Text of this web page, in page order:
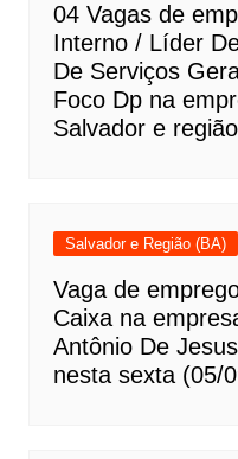
04 Vagas de
Interno / Líder
De Serviços
Foco Dp na
Salvador e
Salvador e Região (BA)
Vaga de
Caixa na
Antônio De
nesta sexta (05/